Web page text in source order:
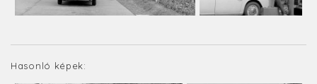
Hasonló képek: